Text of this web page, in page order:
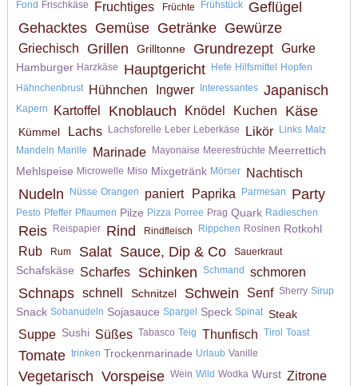
Fond Frischkäse Fruchtiges Früchte Frühstück Geflügel
Gehacktes Gemüse Getränke Gewürze
Griechisch Grillen Grilltonne Grundrezept Gurke
Hamburger Harzkäse Hauptgericht Hefe Hilfsmittel
Hopfen
Hähnchenbrust
Hühnchen Ingwer Interessantes Japanisch
Kapern Kartoffel Knoblauch Knödel Kuchen Käse
Kümmel Lachs Lachsforelle Leber Leberkäse Likör Links Malz
Mandeln Marille Marinade Mayonaise Meeresfrüchte Meerrettich
Mehlspeise Microwelle Miso Mixgetränk Mörser Nachtisch
Nudeln Nüsse Orangen paniert Paprika Parmesan Party
Pesto Pfeffer Pflaumen Pilze Pizza Porree Prag Quark Radieschen
Reis Reispapier Rind Rindfleisch Rippchen Rosinen Rotkohl
Rub Rum Salat Sauce, Dip & Co Sauerkraut
Schafskäse Scharfes Schinken Schmand schmoren
Schnaps schnell Schnitzel Schwein Senf Sherry Sirup
Snack Sobanudeln Sojasauce Spargel Speck Spinat Steak
Suppe Sushi Süßes Tabasco Teig Thunfisch Tirol Toast
Tomate trinken Trockenmarinade Urlaub Vanille
Vegetarisch Vorspeise Wein Wild Wodka Wurst Zitrone